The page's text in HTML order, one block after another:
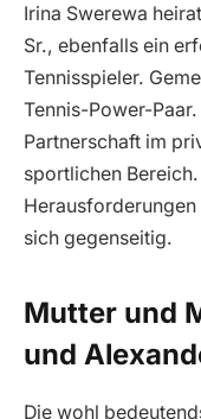
Irina Swerewa
Sr., ebenfalls ein
Tennisspieler.
Tennis-Power-
Partnerschaft im
sportlichen
sich gegenseitig.
Mutter und
und
Die wohl